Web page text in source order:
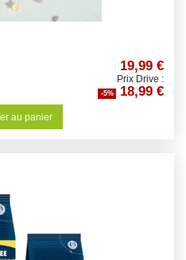
19,99 €
Prix Drive :
-5% 18,99 €
au panier